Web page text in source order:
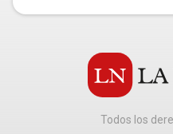
Todos los